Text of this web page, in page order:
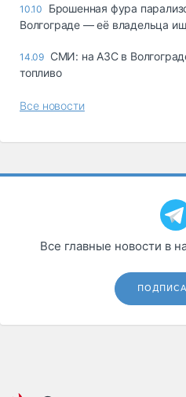
10.10
Брошенная фура
Волгограде — её владельца
14.09 СМИ: на АЗС в
топливо
Все новости
Все главные новости в